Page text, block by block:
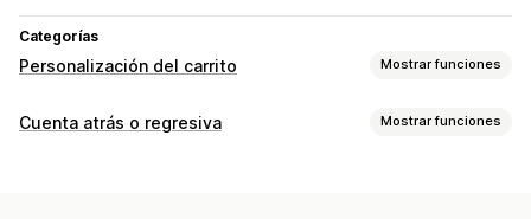
Categorías
Personalización del carrito Mostrar funciones
Visualización de carrito
Cuenta atrás o regresiva Mostrar funciones